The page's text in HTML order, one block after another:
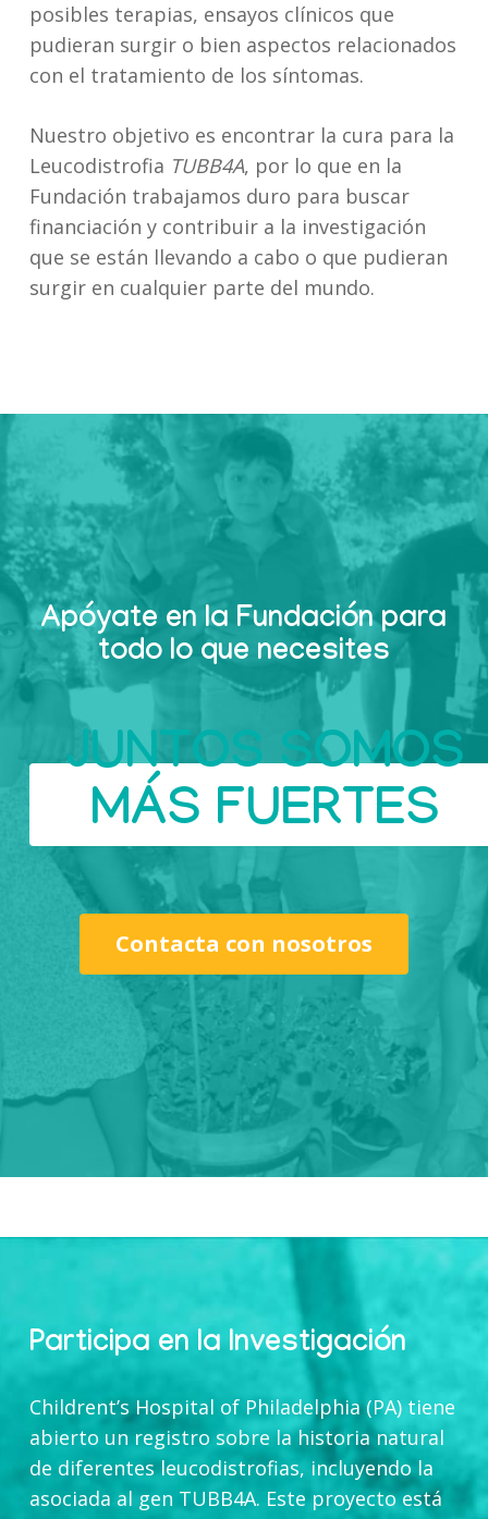
posibles terapias, ensayos clínicos que
pudieran surgir o bien aspectos relacionados
con el tratamiento de los síntomas.
Nuestro objetivo es encontrar la cura para la
Leucodistrofia TUBB4A, por lo que en la
Fundación trabajamos duro para buscar
financiación y contribuir a la investigación
que se están llevando a cabo o que pudieran
surgir en cualquier parte del mundo.
Apóyate en la Fundación para
todo lo que necesites
JUNTOS SOMOS
MÁS FUERTES
Contacta con nosotros
Participa en la Investigación
Childrent’s Hospital of Philadelphia (PA) tiene
abierto un registro sobre la historia natural
de diferentes leucodistrofias, incluyendo la
asociada al gen TUBB4A. Este proyecto está